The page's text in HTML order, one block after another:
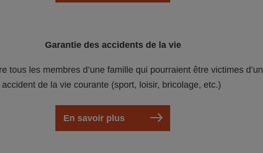
Garantie des accidents de la vie
tous les membres d’une famille qui pourraient être victimes d’un
accident de la vie courante (sport, loisir, bricolage, etc.)
En savoir plus